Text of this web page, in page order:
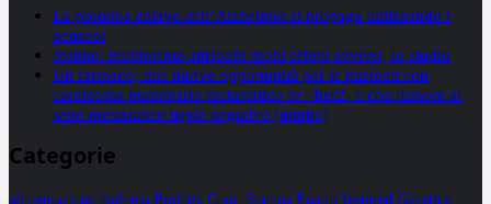
La proteina chiave dell’Alzheimer si propaga utilizzando i
neuroni
Statine: inutilmente attribuiti molti effetti avversi, lo studio
Un farmaco, due nuove opportunità per le pazienti con
carcinoma mammario metastatico hr+/her2- e con tumore al
seno metastatico triplo negativo (mtnbc)
Categorie
alimentazione biologia Biology Com. Stampa Epatiti featured Genetica